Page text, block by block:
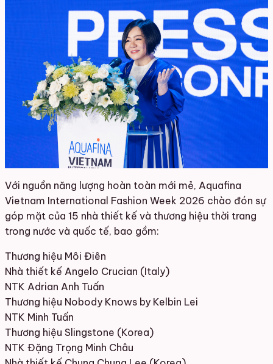
Với nguồn năng lượng hoàn toàn mới mẻ, Aquafina
Vietnam International Fashion Week 2026 chào đón sự
góp mặt của 15 nhà thiết kế và thương hiệu thời trang
trong nước và quốc tế, bao gồm:
Thương hiệu Môi Điên
Nhà thiết kế Angelo Crucian (Italy)
NTK Adrian Anh Tuấn
Thương hiệu Nobody Knows by Kelbin Lei
NTK Minh Tuấn
Thương hiệu Slingstone (Korea)
NTK Đặng Trọng Minh Châu